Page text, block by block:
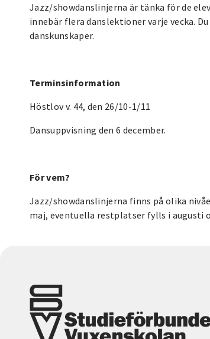
Jazz/showdanslinjerna är tänka för de
innebär flera danslektioner varje vecka.
danskunskaper.
Terminsinformation
Höstlov v. 44, den 26/10-1/11
Dansuppvisning den 6 december.
För vem?
Jazz/showdanslinjerna finns på olika
maj, eventuella restplatser fylls i augusti